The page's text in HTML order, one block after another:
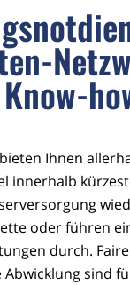
Know-
Ihnen
innerhalb
oder führen
durch.
sind